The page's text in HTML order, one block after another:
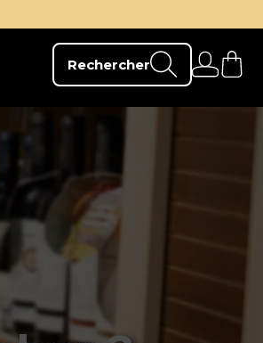
Rechercher